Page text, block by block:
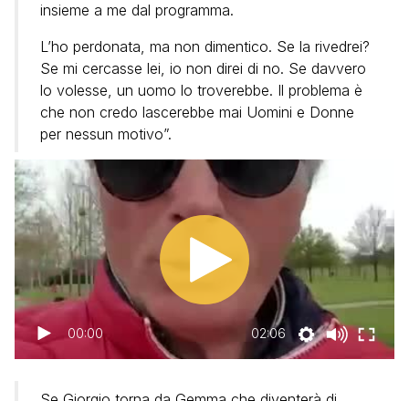
insieme a me dal programma.
L’ho perdonata, ma non dimentico. Se la rivedrei?
Se mi cercasse lei, io non direi di no. Se davvero
lo volesse, un uomo lo troverebbe. Il problema è
che non credo lascerebbe mai Uomini e Donne
per nessun motivo”.
00:00 02:06